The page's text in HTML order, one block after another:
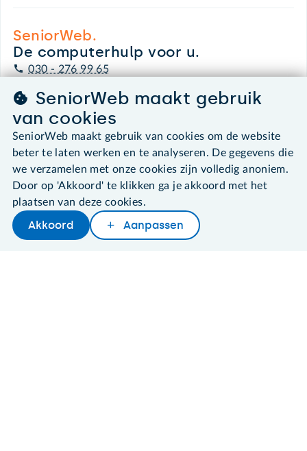
Later lezenDelenWoordenboek
SeniorWeb.
De computerhulp voor u.
030 - 276 99 65
Algemene voorwaarden
Cookies en cookie-instellingen
Disclaimer
Privacybeleid
SeniorWeb maakt gebruik
van cookies
SeniorWeb maakt gebruik van cookies om de website
beter te laten werken en te analyseren. De gegevens die
we verzamelen met onze cookies zijn volledig anoniem.
Door op 'Akkoord' te klikken ga je akkoord met het
plaatsen van deze cookies.
Akkoord Aanpassen